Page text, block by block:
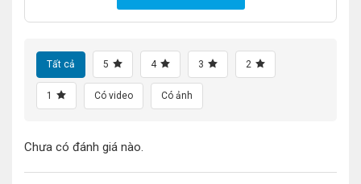
Tất cả 5 4 3 2
1 Có video Có ảnh
Chưa có đánh giá nào.